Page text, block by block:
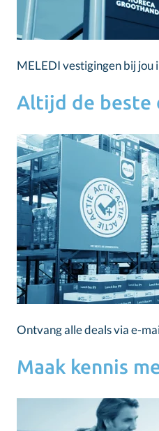
MELEDI vestigingen bij jou
Altijd de beste
Ontvang alle deals via e-
Maak kennis